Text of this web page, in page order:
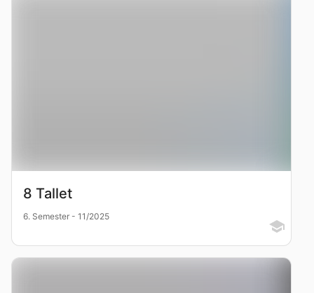
8 Tallet
6. Semester - 11/2025